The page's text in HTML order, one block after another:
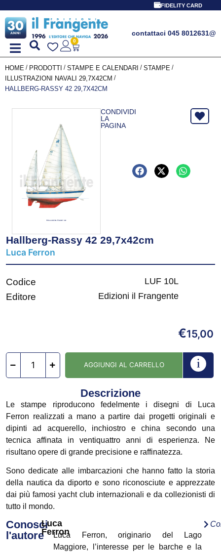
FIDELITY CARD
contattaci 045 8012631@
0
HOME / PRODOTTI / STAMPE E CALENDARI / STAMPE /
ILLUSTRAZIONI NAVALI 29,7X42CM /
HALLBERG-RASSY 42 29,7X42CM
CONDIVIDI
LA
PAGINA
Hallberg-Rassy 42 29,7x42cm
Luca Ferron
Codice LUF 10L
Editore Edizioni il Frangente
€15,00
AGGIUNGI AL CARRELLO
Descrizione
Le stampe riproducono fedelmente i disegni di Luca
Ferron realizzati a mano a partire dai progetti originali e
dipinti ad acquerello, inchiostro e china secondo una
tecnica affinata in ventiquattro anni di esperienza. Ne
risultano opere di grande precisione e raffinatezza.
Sono dedicate alle imbarcazioni che hanno fatto la storia
della nautica da diporto e sono riconosciute e apprezzate
dai più famosi yacht club internazionali e da collezionisti di
tutto il mondo.
Conosci
l'autore
Luca
Ferron
Luca Ferron, originario del Lago
Maggiore, l’interesse per le barche e la